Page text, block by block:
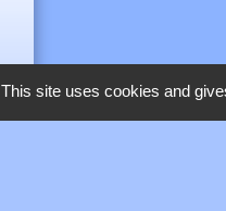
This site uses cookies and